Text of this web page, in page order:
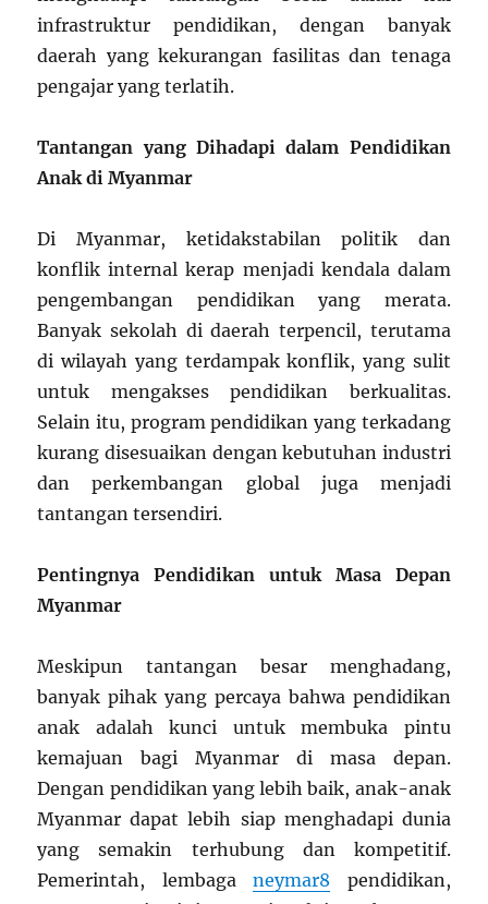
infrastruktur pendidikan, dengan banyak
daerah yang kekurangan fasilitas dan tenaga
pengajar yang terlatih.
Tantangan yang Dihadapi dalam Pendidikan
Anak di Myanmar
Di Myanmar, ketidakstabilan politik dan
konflik internal kerap menjadi kendala dalam
pengembangan pendidikan yang merata.
Banyak sekolah di daerah terpencil, terutama
di wilayah yang terdampak konflik, yang sulit
untuk mengakses pendidikan berkualitas.
Selain itu, program pendidikan yang terkadang
kurang disesuaikan dengan kebutuhan industri
dan perkembangan global juga menjadi
tantangan tersendiri.
Pentingnya Pendidikan untuk Masa Depan
Myanmar
Meskipun tantangan besar menghadang,
banyak pihak yang percaya bahwa pendidikan
anak adalah kunci untuk membuka pintu
kemajuan bagi Myanmar di masa depan.
Dengan pendidikan yang lebih baik, anak-anak
Myanmar dapat lebih siap menghadapi dunia
yang semakin terhubung dan kompetitif.
Pemerintah, lembaganeymar8 pendidikan,